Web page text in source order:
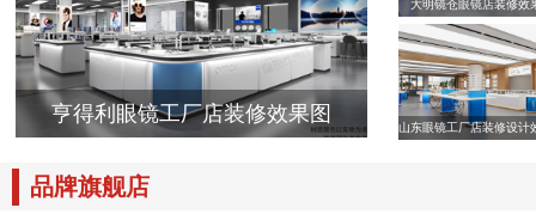
亨得利眼镜工厂店装修效果图
大明镜仓眼镜店装修效
山东眼镜工厂店装修设计
品牌旗舰店